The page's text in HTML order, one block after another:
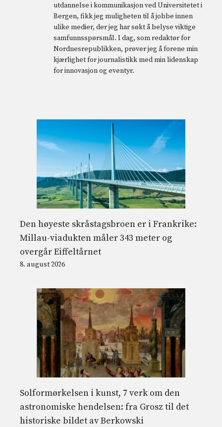
utdannelse i kommunikasjon ved Universitetet i
Bergen, fikk jeg muligheten til å jobbe innen
ulike medier, der jeg har søkt å belyse viktige
samfunnsspørsmål. I dag, som redaktør for
Nordnesrepublikken, prøver jeg å forene min
kjærlighet for journalistikk med min lidenskap
for innovasjon og eventyr.
Den høyeste skråstagsbroen er i Frankrike:
Millau-viadukten måler 343 meter og
overgår Eiffeltårnet
8. august 2026
Solformørkelsen i kunst, 7 verk om den
astronomiske hendelsen: fra Grosz til det
historiske bildet av Berkowski